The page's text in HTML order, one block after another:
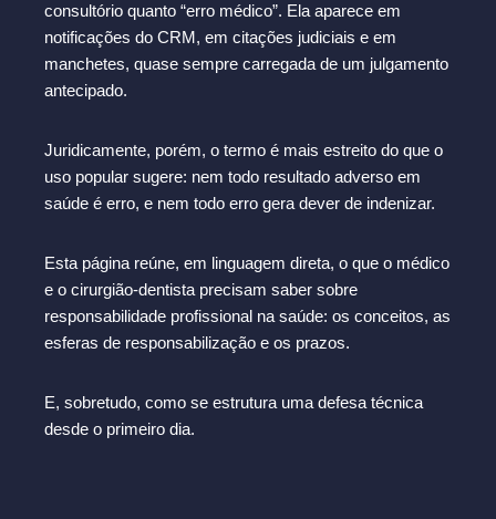
consultório quanto “erro médico”. Ela aparece em
notificações do CRM, em citações judiciais e em
manchetes, quase sempre carregada de um julgamento
antecipado.
Juridicamente, porém, o termo é mais estreito do que o
uso popular sugere: nem todo resultado adverso em
saúde é erro, e nem todo erro gera dever de indenizar.
Esta página reúne, em linguagem direta, o que o médico
e o cirurgião-dentista precisam saber sobre
responsabilidade profissional na saúde: os conceitos, as
esferas de responsabilização e os prazos.
E, sobretudo, como se estrutura uma defesa técnica
desde o primeiro dia.